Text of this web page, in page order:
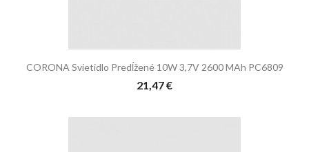
CORONA Svietidlo Predĺžené 10W 3,7V 2600 MAh PC6809
21,47 €